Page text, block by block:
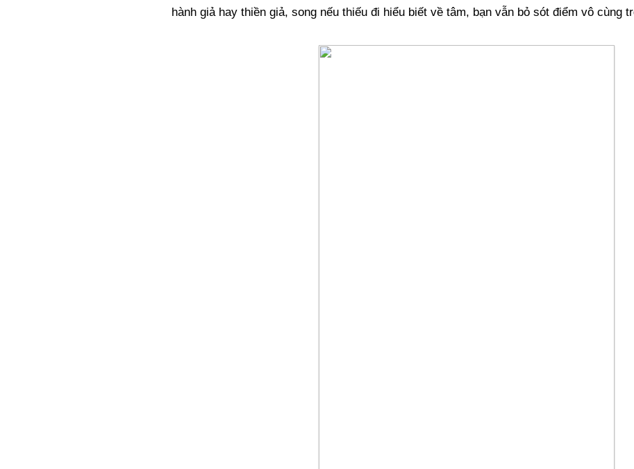
hành giả hay thiền giả, song nếu thiếu đi hiểu biết về tâm, bạn vẫn bỏ sót điểm vô cùng